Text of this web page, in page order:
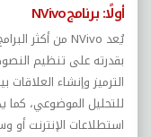
أولًا:برنامجNVivo
يُعد NVivo من أكثر
بقدرته على تنظيم
الترميز وإنشاء
للتحليل الموضوعي، كما
استطلاعات الإنترنت أو